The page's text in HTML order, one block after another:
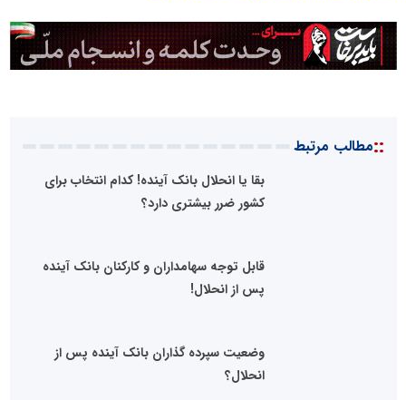
::مطالب مرتبط
بقا یا انحلال بانک آینده! کدام انتخاب برای
کشور ضرر بیشتری دارد؟
قابل توجه سهامداران و کارکنان بانک آینده
پس از انحلال!
وضعیت سپرده گذاران بانک آینده پس از
انحلال؟